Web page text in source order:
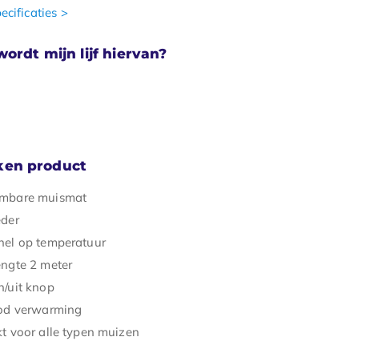
>
mijn lijf hiervan?
product
muismat
op temperatuur
2 meter
uit knop
verwarming
voor alle typen muizen